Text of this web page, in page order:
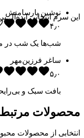
این سرم انتخابی
نوشین پارسامنش
۴٫۰
شب‌ها یک شب در
ساغر فرزین‌مهر
۵٫۰
بافت سبک و
محصولات مرتبط
انتخابی از محصولات